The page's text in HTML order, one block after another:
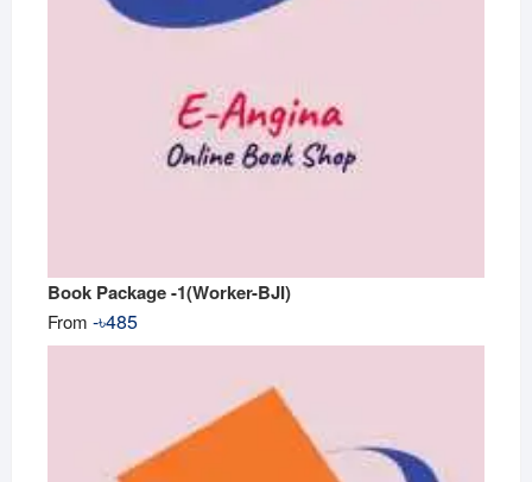
Book Package -1(Worker-BJI)
From -৳485